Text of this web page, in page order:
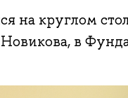
на круглом
в